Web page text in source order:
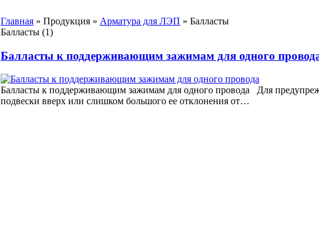
Главная » Продукция » Арматура для ЛЭП » Балласты
Балласты (1)
Балласты к поддерживающим зажимам для одного
Балласты к поддерживающим зажимам для одного провода Для
подвески вверх или слишком большого ее отклонения от…